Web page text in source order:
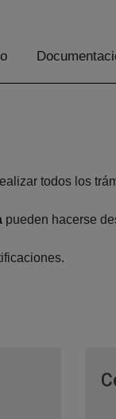
todos los
pueden hacerse